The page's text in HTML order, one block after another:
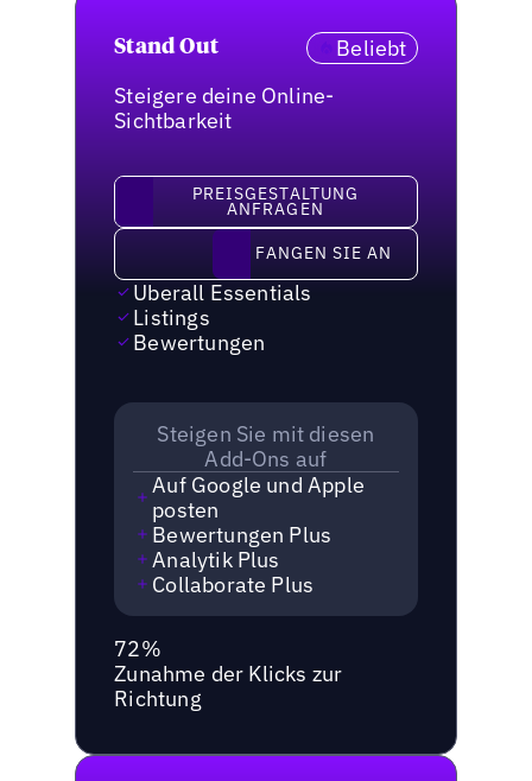
Stand Out
Beliebt
Steigere deine Online-
Sichtbarkeit
Preisgestaltung anfragen
PREISGESTALTUNG
ANFRAGEN
Fangen Sie an FANGEN SIE AN
Uberall Essentials
Listings
Bewertungen
Steigen Sie mit diesen
Add-Ons auf
Auf Google und Apple
posten
Bewertungen Plus
Analytik Plus
Collaborate Plus
72%
Zunahme der Klicks zur
Richtung